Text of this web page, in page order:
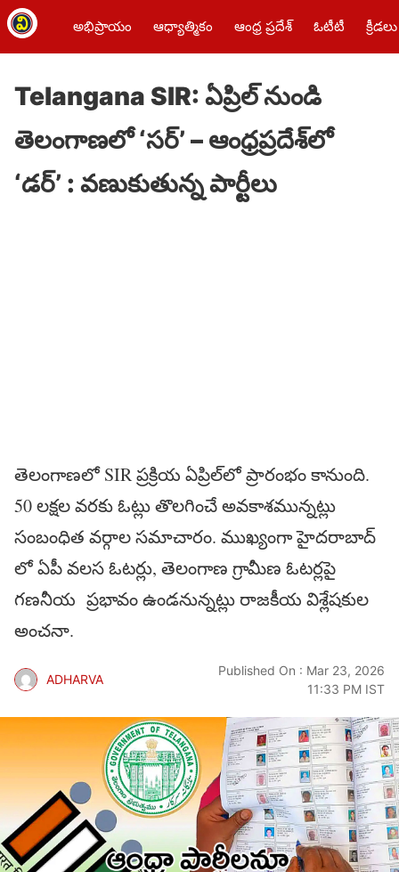
అభిప్రాయం ఆధ్యాత్మికం ఆంధ్ర ప్రదేశ్ ఓటీటీ క్రీడలు
Telangana SIR: ఏప్రిల్​ నుండి
తెలంగాణలో ‘సర్’ – ఆంధ్రప్రదేశ్​లో
‘డర్’​ : వణుకుతున్న పార్టీలు
తెలంగాణలో SIR ప్రక్రియ ఏప్రిల్​లో ప్రారంభం కానుంది.
50 లక్షల వరకు ఓట్లు తొలగించే అవకాశమున్నట్లు
సంబంధిత వర్గాల సమాచారం. ముఖ్యంగా హైదరాబాద్​
లో ఏపీ వలస ఓటర్లు, తెలంగాణ గ్రామీణ ఓటర్లపై
గణనీయ ప్రభావం ఉండనున్నట్లు రాజకీయ విశ్లేషకుల
అంచనా.
ADHARVA
Published On : Mar 23, 2026
11:33 PM IST